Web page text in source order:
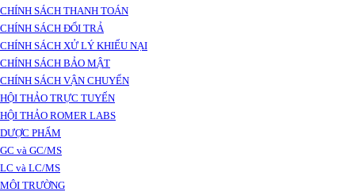
CHÍNH SÁCH THANH TOÁN
CHÍNH SÁCH ĐỔI TRẢ
CHÍNH SÁCH XỬ LÝ KHIẾU NẠI
CHÍNH SÁCH BẢO MẬT
CHÍNH SÁCH VẬN CHUYỂN
HỘI THẢO TRỰC TUYẾN
HỘI THẢO ROMER LABS
DƯỢC PHẨM
GC và GC/MS
LC và LC/MS
MÔI TRƯỜNG